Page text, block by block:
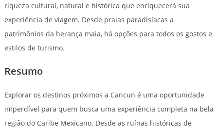
riqueza cultural, natural e histórica que enriquecerá sua
experiência de viagem. Desde praias paradisíacas a
patrimônios da herança maia, há opções para todos os gostos e
estilos de turismo.
Resumo
Explorar os destinos próximos a Cancun é uma oportunidade
imperdível para quem busca uma experiência completa na bela
região do Caribe Mexicano. Desde as ruínas históricas de